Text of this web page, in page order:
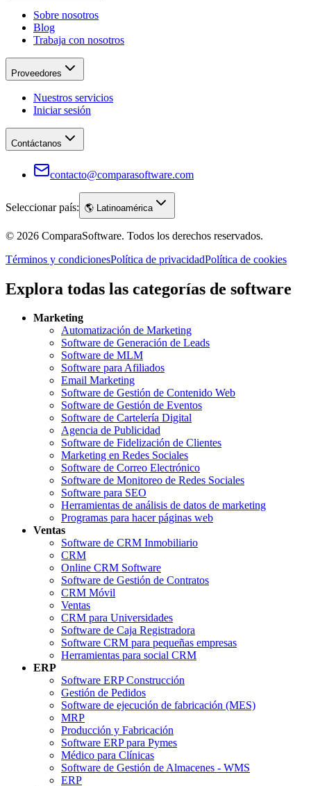
Sobre nosotros
Blog
Trabaja con nosotros
Proveedores
Nuestros servicios
Iniciar sesión
Contáctanos
contacto@comparasoftware.com
Seleccionar país: 🌎 Latinoamérica
© 2026 ComparaSoftware. Todos los derechos reservados.
Términos y condicionesPolítica de privacidadPolítica de cookies
Explora todas las categorías de software
Marketing
Automatización de Marketing
Software de Generación de Leads
Software de MLM
Software para Afiliados
Email Marketing
Software de Gestión de Contenido Web
Software de Gestión de Eventos
Software de Cartelería Digital
Agencia de Publicidad
Software de Fidelización de Clientes
Marketing en Redes Sociales
Software de Correo Electrónico
Software de Monitoreo de Redes Sociales
Software para SEO
Herramientas de análisis de datos de marketing
Programas para hacer páginas web
Ventas
Software de CRM Inmobiliario
CRM
Online CRM Software
Software de Gestión de Contratos
CRM Móvil
Ventas
CRM para Universidades
Software de Caja Registradora
Software CRM para pequeñas empresas
Herramientas para social CRM
ERP
Software ERP Construcción
Gestión de Pedidos
Software de ejecución de fabricación (MES)
MRP
Producción y Fabricación
Software ERP para Pymes
Médico para Clínicas
Software de Gestión de Almacenes - WMS
ERP